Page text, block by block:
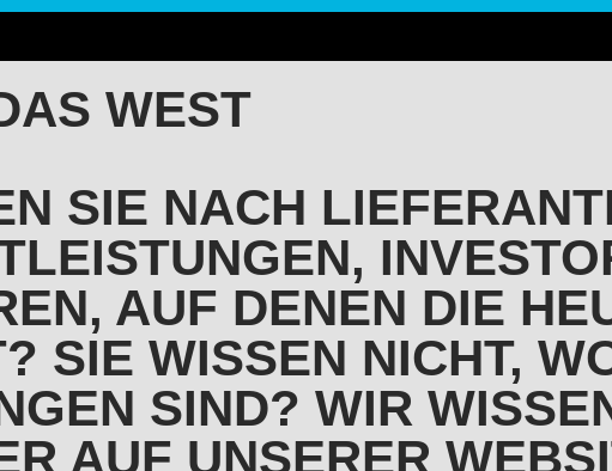
WEST
SIE NACH
AUF DENEN DIE
SIE WISSEN NICHT,
SIND? WIR
AUF UNSERER